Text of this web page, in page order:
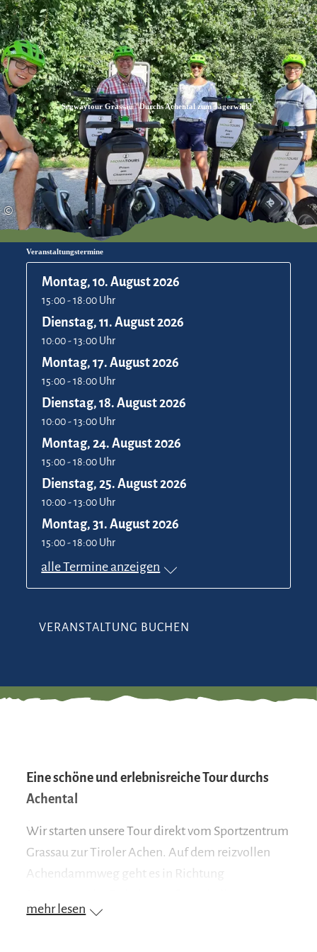
Zum
Inhalt
Zur
Suche
Zum
Footer
©
Segwaytour Grassau "Durchs Achental zum Jägerwinkl"
Veranstaltungstermine
Montag, 10. August 2026
15:00 - 18:00 Uhr
Dienstag, 11. August 2026
10:00 - 13:00 Uhr
Montag, 17. August 2026
15:00 - 18:00 Uhr
Dienstag, 18. August 2026
10:00 - 13:00 Uhr
Montag, 24. August 2026
15:00 - 18:00 Uhr
Dienstag, 25. August 2026
10:00 - 13:00 Uhr
Montag, 31. August 2026
15:00 - 18:00 Uhr
alle Termine anzeigen
VERANSTALTUNG BUCHEN
Eine schöne und erlebnisreiche Tour durchs
Achental
Wir starten unsere Tour direkt vom Sportzentrum
Grassau zur Tiroler Achen. Auf dem reizvollen
Achendammweg geht es in Richtung
beeindruckende Landschaft zwischen Achental
mehr lesen